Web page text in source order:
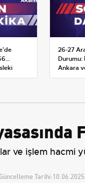
26-27
Durumu:
Ankara
Kar
ve işlem hacmi
Güncelleme Tarihi: